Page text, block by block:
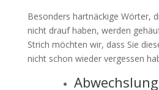
Besonders hartnäckige Wörter,
nicht drauf haben, werden
Strich möchten wir, dass Sie
nicht schon wieder vergessen